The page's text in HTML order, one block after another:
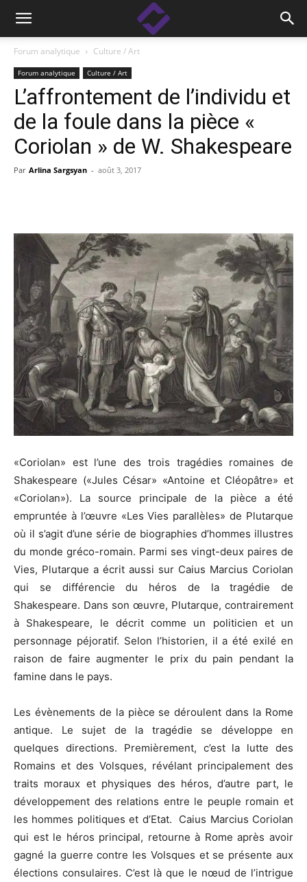
Forum analytique Culture / Art
Forum analytique Culture / Art
L’affrontement de l’individu et
de la foule dans la pièce «
Coriolan » de W. Shakespeare
Par Arlina Sargsyan - août 3, 2017
«Coriolan» est l’une des trois tragédies romaines de
Shakespeare («Jules César» «Antoine et Cléopâtre» et
«Coriolan»). La source principale de la pièce a été
empruntée à l’œuvre «Les Vies parallèles» de Plutarque
où il s’agit d’une série de biographies d’hommes illustres
du monde gréco-romain. Parmi ses vingt-deux paires de
Vies, Plutarque a écrit aussi sur Caius Marcius Coriolan
qui se différencie du héros de la tragédie de
Shakespeare. Dans son œuvre, Plutarque, contrairement
à Shakespeare, le décrit comme un politicien et un
personnage péjoratif. Selon l’historien, il a été exilé en
raison de faire augmenter le prix du pain pendant la
famine dans le pays.
Les évènements de la pièce se déroulent dans la Rome
antique. Le sujet de la tragédie se développe en
quelques directions. Premièrement, c’est la lutte des
Romains et des Volsques, révélant principalement des
traits moraux et physiques des héros, d’autre part, le
développement des relations entre le peuple romain et
les hommes politiques et d’Etat. Caius Marcius Coriolan
qui est le héros principal, retourne à Rome après avoir
gagné la guerre contre les Volsques et se présente aux
élections consulaires. C’est là que le nœud de l’intrigue